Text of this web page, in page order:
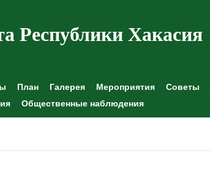
Республики Хакасия
План Галерея Мероприятия Советы
Общественные наблюдения